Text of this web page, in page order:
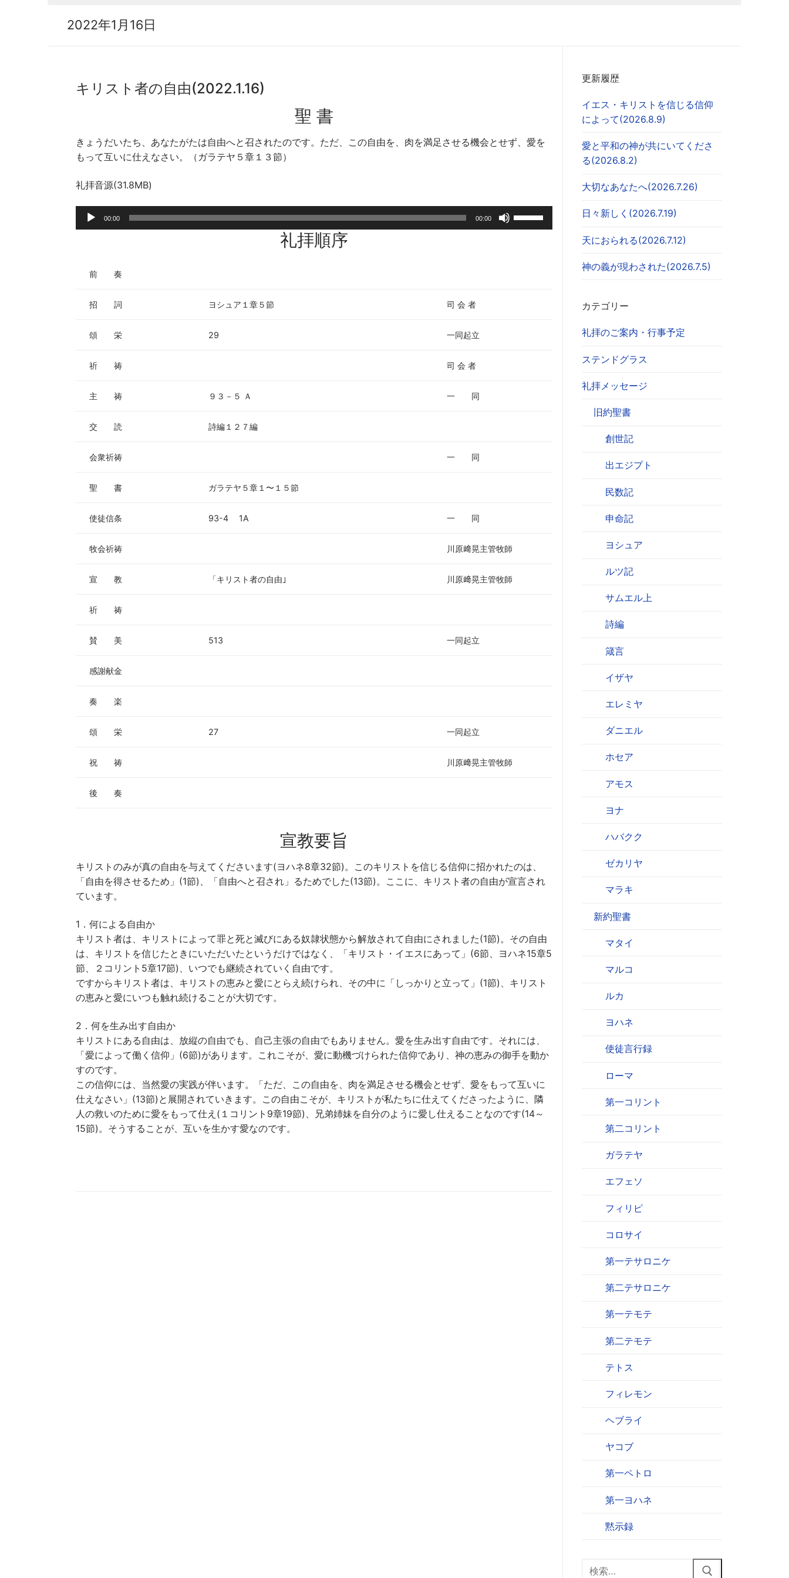
2022年1月16日
キリスト者の自由(2022.1.16)
聖 書
きょうだいたち、あなたがたは自由へと召されたのです。ただ、この自由を、肉を満足させる機会とせず、愛を
もって互いに仕えなさい。（ガラテヤ５章１３節）
礼拝音源(31.8MB)
声
00:00 00:00
リ
礼拝順序
前 奏
招 詞 ヨシュア１章５節 司 会 者
頌 栄 29 一同起立
祈 祷 司 会 者
主 祷 ９３－５ Ａ 一 同
交 読 詩編１２７編
会衆祈祷 一 同
聖 書 ガラテヤ５章１〜１５節
使徒信条 93-4 1A 一 同
牧会祈祷 川原﨑晃主管牧師
宣 教 「キリスト者の自由｣ 川原﨑晃主管牧師
祈 祷
賛 美 513 一同起立
感謝献金
奏 楽
頌 栄 27 一同起立
祝 祷 川原﨑晃主管牧師
後 奏
宣教要旨
キリストのみが真の自由を与えてくださいます(ヨハネ8章32節)。このキリストを信じる信仰に招かれたのは、
「自由を得させるため」(1節)、「自由へと召され」るためでした(13節)。ここに、キリスト者の自由が宣言され
ています。
1．何による自由か
キリスト者は、キリストによって罪と死と滅びにある奴隷状態から解放されて自由にされました(1節)。その自由
は、キリストを信じたときにいただいたというだけではなく、「キリスト・イエスにあって」(6節、ヨハネ15章5
節、２コリント5章17節)、いつでも継続されていく自由です。
ですからキリスト者は、キリストの恵みと愛にとらえ続けられ、その中に「しっかりと立って」(1節)、キリスト
の恵みと愛にいつも触れ続けることが大切です。
2．何を生み出す自由か
キリストにある自由は、放縦の自由でも、自己主張の自由でもありません。愛を生み出す自由です。それには、
「愛によって働く信仰」(6節)があります。これこそが、愛に動機づけられた信仰であり、神の恵みの御手を動か
すのです。
この信仰には、当然愛の実践が伴います。「ただ、この自由を、肉を満足させる機会とせず、愛をもって互いに
仕えなさい」(13節)と展開されていきます。この自由こそが、キリストが私たちに仕えてくださったように、隣
人の救いのために愛をもって仕え(１コリント9章19節)、兄弟姉妹を自分のように愛し仕えることなのです(14～
15節)。そうすることが、互いを生かす愛なのです。
更新履歴
イエス・キリストを信じる信仰
によって(2026.8.9)
愛と平和の神が共にいてくださ
る(2026.8.2)
大切なあなたへ(2026.7.26)
日々新しく(2026.7.19)
天におられる(2026.7.12)
神の義が現わされた(2026.7.5)
カテゴリー
礼拝のご案内・行事予定
ステンドグラス
礼拝メッセージ
旧約聖書
創世記
出エジプト
民数記
申命記
ヨシュア
ルツ記
サムエル上
詩編
箴言
イザヤ
エレミヤ
ダニエル
ホセア
アモス
ヨナ
ハバクク
ゼカリヤ
マラキ
新約聖書
マタイ
マルコ
ルカ
ヨハネ
使徒言行録
ローマ
第一コリント
第二コリント
ガラテヤ
エフェソ
フィリピ
コロサイ
第一テサロニケ
第二テサロニケ
第一テモテ
第二テモテ
テトス
フィレモン
ヘブライ
ヤコブ
第一ペトロ
第一ヨハネ
黙示録